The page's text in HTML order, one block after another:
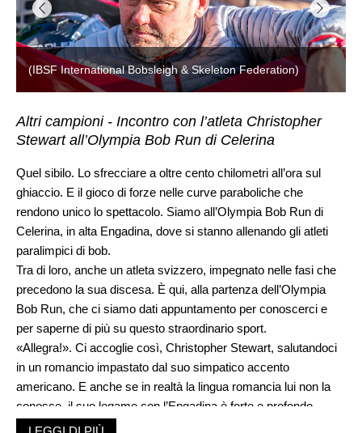
(IBSF International Bobsleigh & Skeleton Federation)
Altri campioni - Incontro con l’atleta Christopher
Stewart all’Olympia Bob Run di Celerina
Quel sibilo. Lo sfrecciare a oltre cento chilometri all’ora sul
ghiaccio. E il gioco di forze nelle curve paraboliche che
rendono unico lo spettacolo. Siamo all’Olympia Bob Run di
Celerina, in alta Engadina, dove si stanno allenando gli atleti
paralimpici di bob.
Tra di loro, anche un atleta svizzero, impegnato nelle fasi che
precedono la sua discesa. È qui, alla partenza dell’Olympia
Bob Run, che ci siamo dati appuntamento per conoscerci e
per saperne di più su questo straordinario sport.
«Allegra!». Ci accoglie così, Christopher Stewart, salutandoci
in un romancio impastato dal suo simpatico accento
americano. E anche se in realtà la lingua romancia lui non la
conosce, il suo legame con l’Engadina è forte e profondo,
perché è stata proprio questa terra a regalargli una seconda